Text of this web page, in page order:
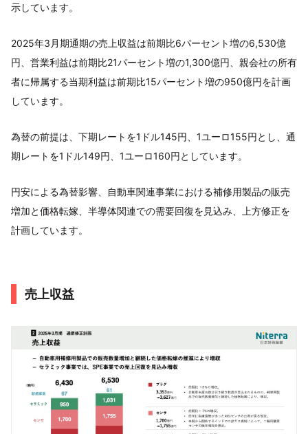
示しています。
2025年3月期通期の売上収益は前期比6パーセント増の6,530億
円、営業利益は前期比21パーセント増の1,300億円、親会社の所有
者に帰属する当期利益は前期比15パーセント増の950億円を計画
しています。
為替の前提は、下期レートを1ドル145円、1ユーロ155円とし、通
期レートを1ドル149円、1ユーロ160円としています。
円安による為替影響、自動車関連事業における補修用製品の販売
増加と価格転嫁、半導体関連での需要回復を見込み、上方修正を
計画しています。
売上収益